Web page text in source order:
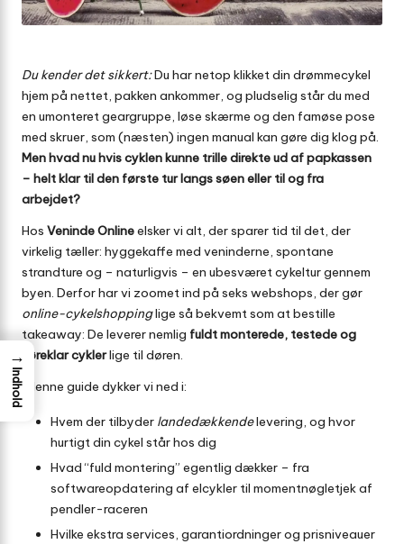
Du kender det sikkert:Du har netop klikket din drømmecykel
hjem på nettet, pakken ankommer, og pludselig står du med
en umonteret geargruppe, løse skærme og den famøse pose
med skruer, som (næsten) ingen manual kan gøre dig klog på.
Men hvad nu hvis cyklen kunne trille direkte ud af papkassen
– helt klar til den første tur langs søen eller til og fra
arbejdet?
Hos Veninde Onlineelsker vi alt, der sparer tid til det, der
virkelig tæller: hyggekaffe med veninderne, spontane
strandture og – naturligvis – en ubesværet cykeltur gennem
byen. Derfor har vi zoomet ind på seks webshops, der gør
online-cykelshoppinglige så bekvemt som at bestille
takeaway: De leverer nemlig fuldt monterede, testede og
køreklar cyklerlige til døren.
I denne guide dykker vi ned i:
Hvem der tilbyder lande­dækkendelevering, og hvor
hurtigt din cykel står hos dig
Hvad “fuld montering” egentlig dækker – fra
softwareopdatering af elcykler til momentnøgletjek af
pendler-raceren
Hvilke ekstra services, garantiordninger og prisniveauer
→
Indhold